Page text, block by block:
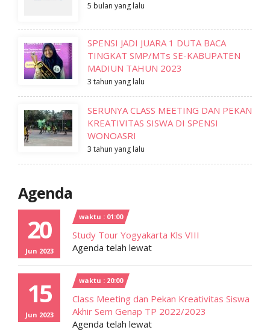
5 bulan yang lalu
SPENSI JADI JUARA 1 DUTA BACA
TINGKAT SMP/MTs SE-KABUPATEN
MADIUN TAHUN 2023
3 tahun yang lalu
SERUNYA CLASS MEETING DAN PEKAN
KREATIVITAS SISWA DI SPENSI
WONOASRI
3 tahun yang lalu
Agenda
20
Jun 2023
waktu : 01:00
Study Tour Yogyakarta Kls VIII
Agenda telah lewat
15
Jun 2023
waktu : 20:00
Class Meeting dan Pekan Kreativitas Siswa
Akhir Sem Genap TP 2022/2023
Agenda telah lewat